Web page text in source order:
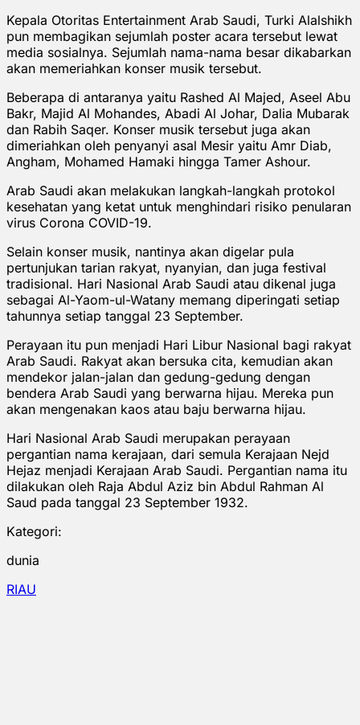
Kepala Otoritas Entertainment Arab Saudi, Turki Alalshikh
pun membagikan sejumlah poster acara tersebut lewat
media sosialnya. Sejumlah nama-nama besar dikabarkan
akan memeriahkan konser musik tersebut.
Beberapa di antaranya yaitu Rashed Al Majed, Aseel Abu
Bakr, Majid Al Mohandes, Abadi Al Johar, Dalia Mubarak
dan Rabih Saqer. Konser musik tersebut juga akan
dimeriahkan oleh penyanyi asal Mesir yaitu Amr Diab,
Angham, Mohamed Hamaki hingga Tamer Ashour.
Arab Saudi akan melakukan langkah-langkah protokol
kesehatan yang ketat untuk menghindari risiko penularan
virus Corona COVID-19.
Selain konser musik, nantinya akan digelar pula
pertunjukan tarian rakyat, nyanyian, dan juga festival
tradisional. Hari Nasional Arab Saudi atau dikenal juga
sebagai Al-Yaom-ul-Watany memang diperingati setiap
tahunnya setiap tanggal 23 September.
Perayaan itu pun menjadi Hari Libur Nasional bagi rakyat
Arab Saudi. Rakyat akan bersuka cita, kemudian akan
mendekor jalan-jalan dan gedung-gedung dengan
bendera Arab Saudi yang berwarna hijau. Mereka pun
akan mengenakan kaos atau baju berwarna hijau.
Hari Nasional Arab Saudi merupakan perayaan
pergantian nama kerajaan, dari semula Kerajaan Nejd
Hejaz menjadi Kerajaan Arab Saudi. Pergantian nama itu
dilakukan oleh Raja Abdul Aziz bin Abdul Rahman Al
Saud pada tanggal 23 September 1932.
Kategori:
dunia
RIAU